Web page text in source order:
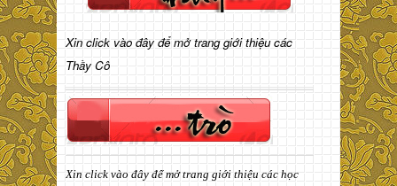
Xin click vào đây để mở trang giới thiệu các
Thầy Cô
Xin click vào đây để mở trang giới thiệu các học